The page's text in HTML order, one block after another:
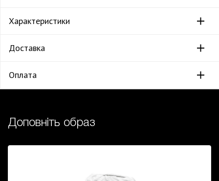
Характеристики
Доставка
Оплата
Доповніть образ